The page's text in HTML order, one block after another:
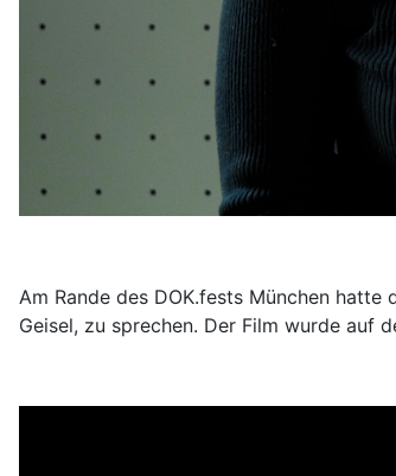
Am Rande des DOK.fests München
Geisel, zu sprechen. Der Film wurde auf